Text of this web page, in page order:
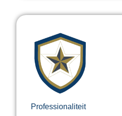
Professionaliteit